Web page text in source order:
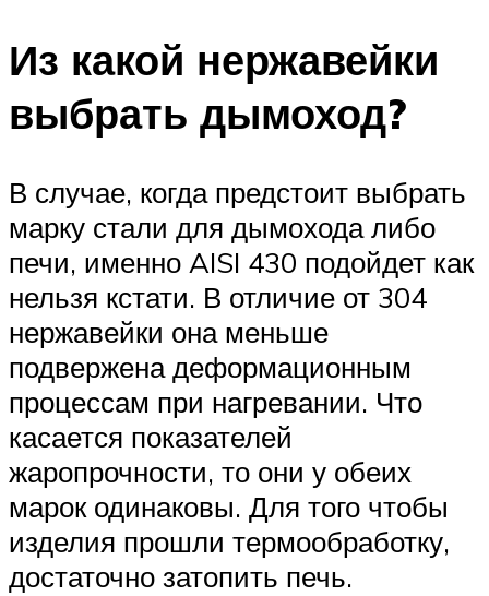
Из какой нержавейки
выбрать дымоход?
В случае, когда предстоит выбрать
марку стали для дымохода либо
печи, именно AISI 430 подойдет как
нельзя кстати. В отличие от 304
нержавейки она меньше
подвержена деформационным
процессам при нагревании. Что
касается показателей
жаропрочности, то они у обеих
марок одинаковы. Для того чтобы
изделия прошли термообработку,
достаточно затопить печь.